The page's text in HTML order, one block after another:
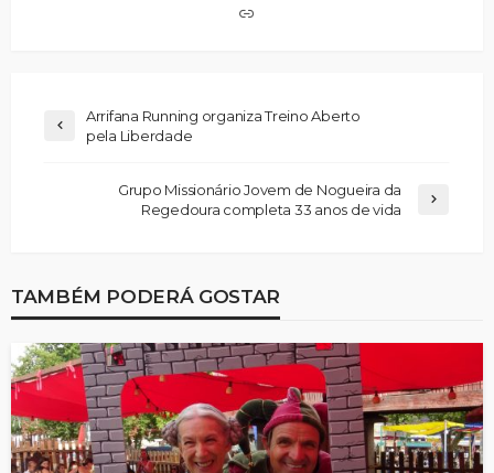
Arrifana Running organiza Treino Aberto
pela Liberdade
Grupo Missionário Jovem de Nogueira da
Regedoura completa 33 anos de vida
TAMBÉM PODERÁ GOSTAR